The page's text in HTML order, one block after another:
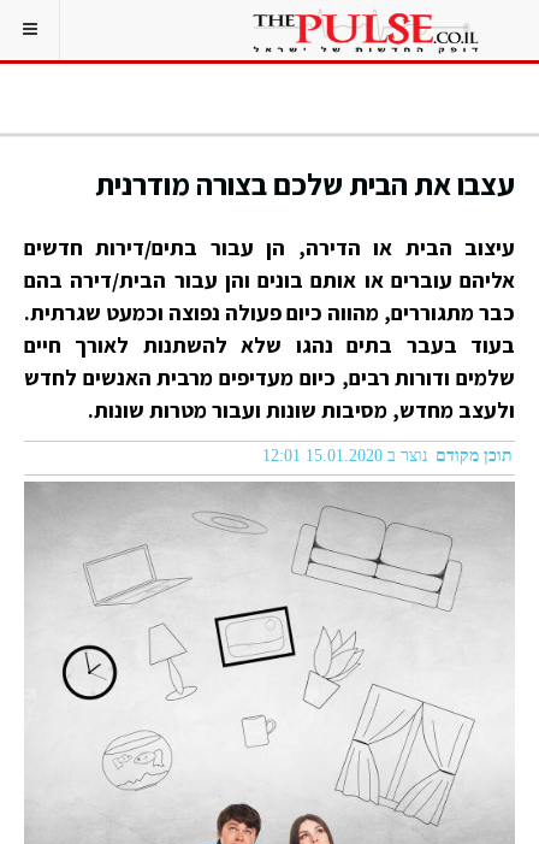
עצבו את הבית שלכם בצורה מודרנית
עיצוב הבית או הדירה, הן עבור בתים/דירות חדשים
אליהם עוברים או אותם בונים והן עבור הבית/דירה בהם
כבר מתגוררים, מהווה כיום פעולה נפוצה וכמעט שגרתית.
בעוד בעבר בתים נהגו שלא להשתנות לאורך חיים
שלמים ודורות רבים, כיום מעדיפים מרבית האנשים לחדש
ולעצב מחדש, מסיבות שונות ועבור מטרות שונות.
תוכן מקודם נוצר ב 15.01.2020 12:01